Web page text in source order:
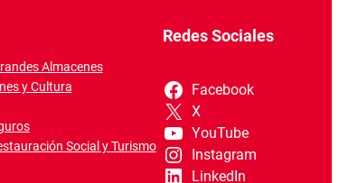
Almacenes
y Cultura
Social y Turismo
Redes Sociales
Facebook
X
YouTube
Instagram
LinkedIn